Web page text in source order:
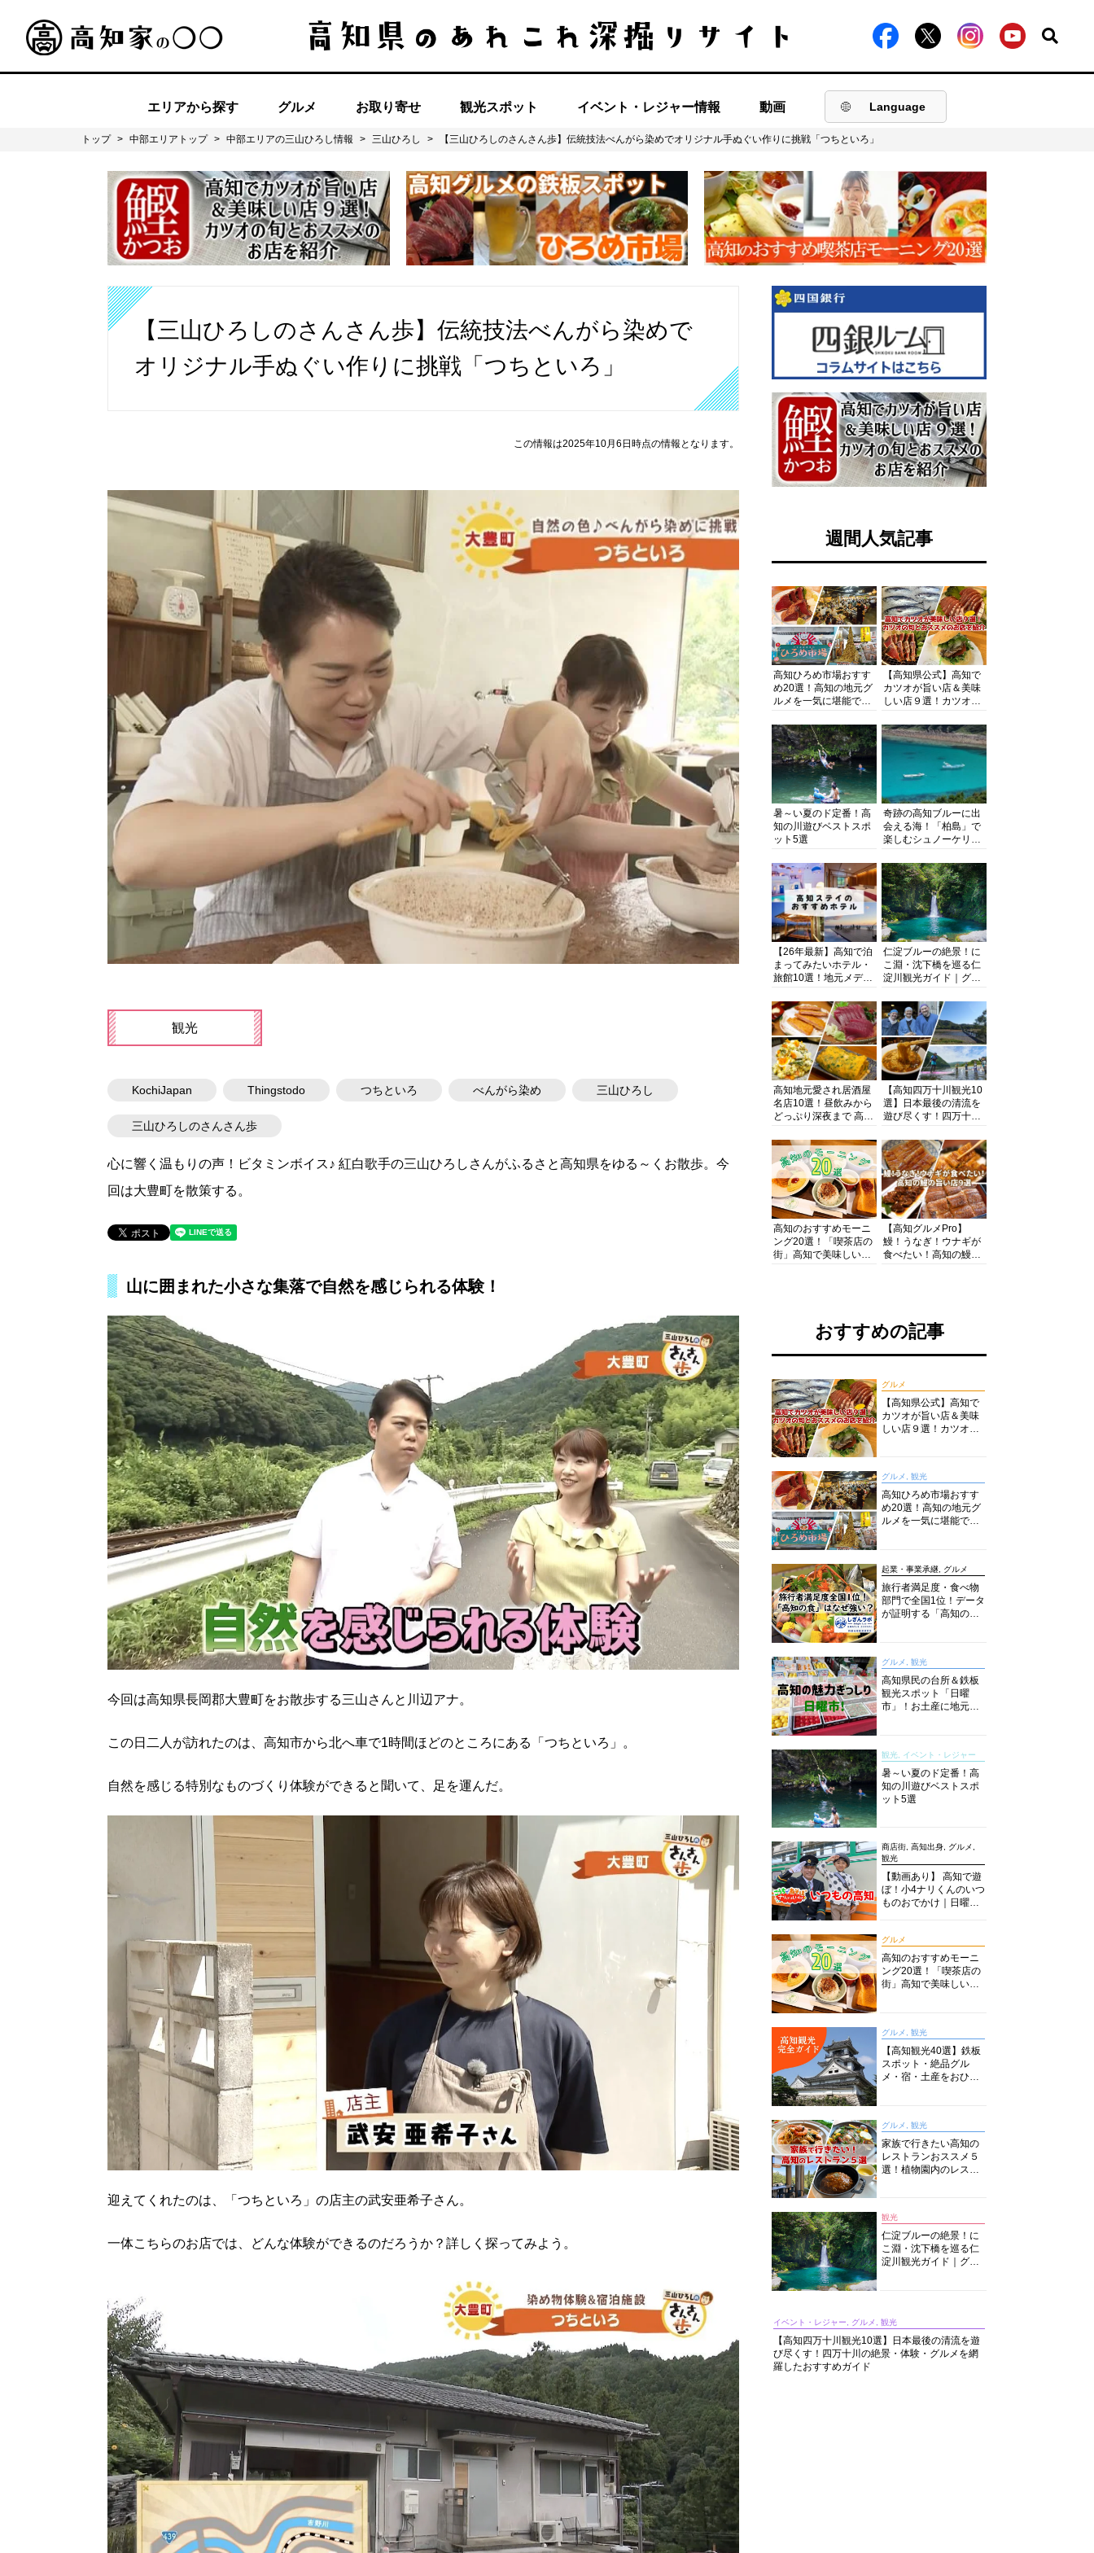
エリアから探す グルメ お取り寄せ 観光スポット イベント・レジャー情報 動画 Language
トップ > 中部エリアトップ > 中部エリアの三山ひろし情報 > 三山ひろし > 【三山ひろしのさんさん歩】伝統技法べんがら染めでオリジナル手ぬぐい作りに挑戦「つちといろ」
【三山ひろしのさんさん歩】伝統技法べんがら染めで
オリジナル手ぬぐい作りに挑戦「つちといろ」
この情報は2025年10月6日時点の情報となります。
観光
KochiJapan Thingstodo つちといろ べんがら染め 三山ひろし
三山ひろしのさんさん歩
心に響く温もりの声！ビタミンボイス♪ 紅白歌手の三山ひろしさんがふるさと高知県をゆる～くお散歩。今
回は大豊町を散策する。
山に囲まれた小さな集落で自然を感じられる体験！
今回は高知県長岡郡大豊町をお散歩する三山さんと川辺アナ。
この日二人が訪れたのは、高知市から北へ車で1時間ほどのところにある「つちといろ」。
自然を感じる特別なものづくり体験ができると聞いて、足を運んだ。
迎えてくれたのは、「つちといろ」の店主の武安亜希子さん。
一体こちらのお店では、どんな体験ができるのだろうか？詳しく探ってみよう。
週間人気記事
高知ひろめ市場おすす
め20選！高知の地元グ
ルメを一気に堪能でき
底解剖
【高知県公式】高知で
カツオが旨い店＆美味
しい店９選！カツオの
紹介
暑～い夏のド定番！高
知の川遊びベストスポ
ット5選
奇跡の高知ブルーに出
会える海！「柏島」で
楽しむシュノーケリン
浴にキャンプまで透明
度抜群の海の楽園を徹
底紹介
【26年最新】高知で泊
まってみたいホテル・
旅館10選！地元メディ
厳選
仁淀ブルーの絶景！に
こ淵・沈下橋を巡る仁
淀川観光ガイド｜グル
まで完全網羅！
高知地元愛され居酒屋
名店10選！昼飲みから
どっぷり深夜まで 高知
知グルメPro】
【高知四万十川観光10
選】日本最後の清流を
遊び尽くす！四万十川
を網羅したおすすめガ
イド
高知のおすすめモーニ
ング20選！「喫茶店の
街」高知で美味しい喫
【高知グルメPro】
鰻！うなぎ！ウナギが
食べたい！高知の鰻の
おすすめの記事
グルメ
【高知県公式】高知で
カツオが旨い店＆美味
しい店９選！カツオの
グルメ, 観光
高知ひろめ市場おすす
め20選！高知の地元グ
ルメを一気に堪能でき
起業・事業承継, グルメ
旅行者満足度・食べ物
部門で全国1位！データ
が証明する「高知の
グルメ, 観光
高知県民の台所＆鉄板
観光スポット「日曜
市」！お土産に地元野
説！
観光, イベント・レジャー
暑～い夏のド定番！高
知の川遊びベストスポ
ット5選
商店街, 高知出身, グルメ,
観光
【動画あり】 高知で遊
ぼ！小4ナリくんのいつ
ものおでかけ｜日曜市
グルメ
高知のおすすめモーニ
ング20選！「喫茶店の
街」高知で美味しい喫
グルメ, 観光
【高知観光40選】鉄板
スポット・絶品グル
メ・宿・土産をおひと
グルメ, 観光
家族で行きたい高知の
レストランおススメ５
選！植物園内のレスト
観光
仁淀ブルーの絶景！に
こ淵・沈下橋を巡る仁
淀川観光ガイド｜グル
イベント・レジャー, グルメ, 観光
【高知四万十川観光10選】日本最後の清流を遊
び尽くす！四万十川の絶景・体験・グルメを網
羅したおすすめガイド